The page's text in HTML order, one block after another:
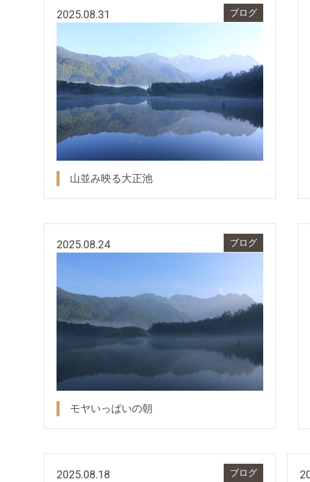
2025.08.31 ブログ
山並み映る大正池
2025.08.24 ブログ
モヤいっぱいの朝
2025.08.18 ブログ